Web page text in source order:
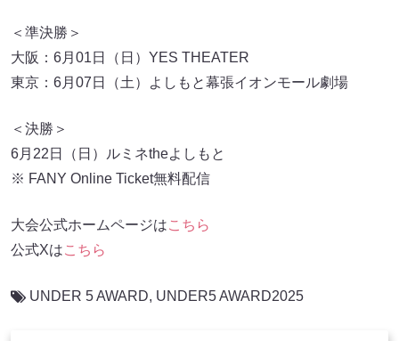
＜準決勝＞
大阪：6月01日（日）YES THEATER
東京：6月07日（土）よしもと幕張イオンモール劇場
＜決勝＞
6月22日（日）ルミネtheよしもと
※ FANY Online Ticket無料配信
大会公式ホームページはこちら
公式Xはこちら
UNDER 5 AWARD, UNDER5 AWARD2025